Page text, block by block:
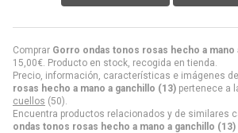
Comprar Gorro ondas tonos rosas hecho a mano
15,00€ . Producto en stock, recogida en tienda.
Precio, información, características e imágenes de
rosas hecho a mano a ganchillo (13) pertenece a
cuellos (50).
Encuentra productos relacionados y de similares
ondas tonos rosas hecho a mano a ganchillo (13)